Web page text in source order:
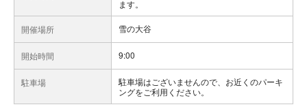
ます。
開催場所 雪の大谷
開始時間 9:00
駐車場
駐車場はございませんので、お近くのパーキ
ングをご利用ください。